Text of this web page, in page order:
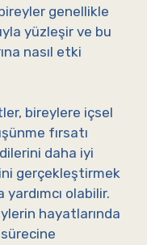
genellikle
yüzleşir ve bu
nasıl etki
bireylere içsel
fırsatı
daha iyi
gerçekleştirmek
yardımcı olabilir.
hayatlarında